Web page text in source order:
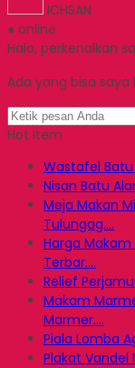
ICHSAN
● online
Halo, perkenalkan
Ada yang bisa saya
Hot Item
Wastafel
Nisan Batu
Meja Makan
Tulungag....
Harga
Terbar....
Relief
Makam
Marmer....
Piala Lomba
Plakat Vandel